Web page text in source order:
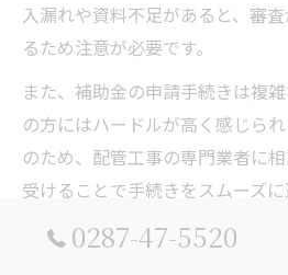
入漏れや資料不足があると、審
るため注意が必要です。
また、補助金の申請手続きは複
の方にはハードルが高く感じら
のため、配管工事の専門業者に
受けることで手続きをスムーズ
よっては、申請から工事完了報
れるところもあります。
0287-47-5520